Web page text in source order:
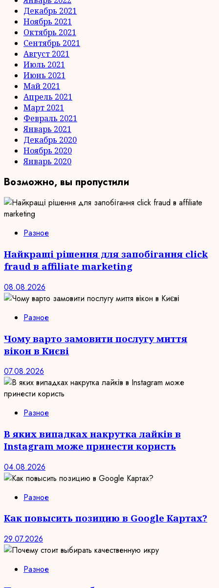
Декабрь 2021
Ноябрь 2021
Октябрь 2021
Сентябрь 2021
Август 2021
Июль 2021
Июнь 2021
Май 2021
Апрель 2021
Март 2021
Февраль 2021
Январь 2021
Декабрь 2020
Ноябрь 2020
Январь 2020
Возможно, вы пропустили
Разное
Найкращі рішення для запобігання click
fraud в affiliate marketing
08.08.2026
Разное
Чому варто замовити послугу миття
вікон в Києві
07.08.2026
Разное
В яких випадках накрутка лайків в
Instagram може принести користь
04.08.2026
Разное
Как повысить позицию в Google Картах?
29.07.2026
Разное